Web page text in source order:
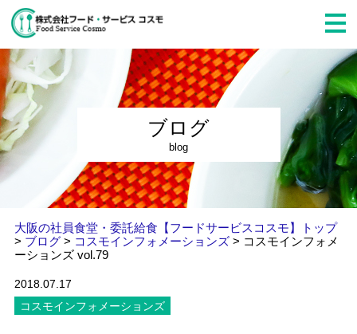
ブログ
blog
大阪の社員食堂・委託給食【フードサービスコスモ】トップ
> ブログ> コスモインフォメーションズ> コスモインフォメ
ーションズ vol.79
2018.07.17
コスモインフォメーションズ